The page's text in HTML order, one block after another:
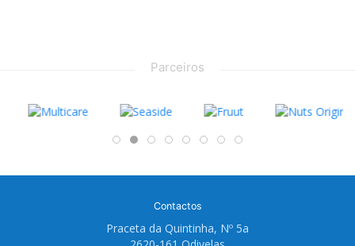
Parceiros
Contactos
Praceta da Quintinha, Nº 5a